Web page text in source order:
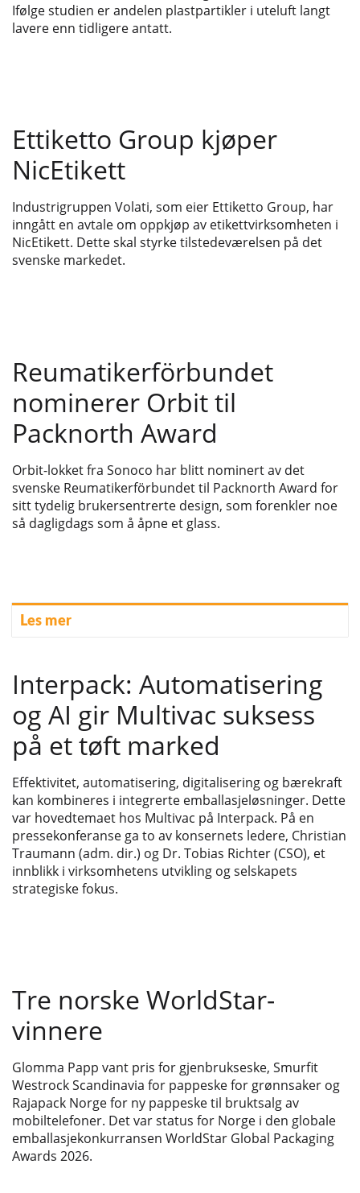
Ifølge studien er andelen plastpartikler i uteluft langt
lavere enn tidligere antatt.
Ettiketto Group kjøper
NicEtikett
Industrigruppen Volati, som eier Ettiketto Group, har
inngått en avtale om oppkjøp av etikettvirksomheten i
NicEtikett. Dette skal styrke tilstedeværelsen på det
svenske markedet.
Reumatikerförbundet
nominerer Orbit til
Packnorth Award
Orbit-lokket fra Sonoco har blitt nominert av det
svenske Reumatikerförbundet til Packnorth Award for
sitt tydelig brukersentrerte design, som forenkler noe
så dagligdags som å åpne et glass.
Les mer
Interpack: Automatisering
og AI gir Multivac suksess
på et tøft marked
Effektivitet, automatisering, digitalisering og bærekraft
kan kombineres i integrerte emballasjeløsninger. Dette
var hovedtemaet hos Multivac på Interpack. På en
pressekonferanse ga to av konsernets ledere, Christian
Traumann (adm. dir.) og Dr. Tobias Richter (CSO), et
innblikk i virksomhetens utvikling og selskapets
strategiske fokus.
Tre norske WorldStar-
vinnere
Glomma Papp vant pris for gjenbrukseske, Smurfit
Westrock Scandinavia for pappeske for grønnsaker og
Rajapack Norge for ny pappeske til bruktsalg av
mobiltelefoner. Det var status for Norge i den globale
emballasjekonkurransen WorldStar Global Packaging
Awards 2026.